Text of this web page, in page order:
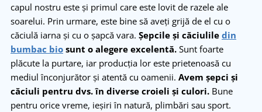
capul nostru este și primul care este lovit de razele ale
soarelui. Prin urmare, este bine să aveți grijă de el cu o
căciulă iarna și cu o șapcă vara. Șepcile și căciulile din
bumbac bio sunt o alegere excelentă. Sunt foarte
plăcute la purtare, iar producția lor este prietenoasă cu
mediul înconjurător și atentă cu oamenii. Avem șepci și
căciuli pentru dvs. în diverse croieli și culori. Bune
pentru orice vreme, ieșiri în natură, plimbări sau sport.